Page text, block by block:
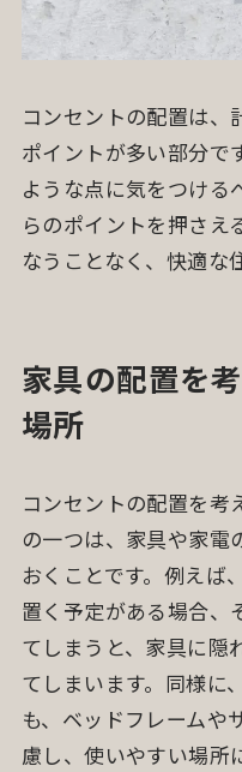
コンセントの配置は、
ポイントが多い部分で
ような点に気をつける
らのポイントを押さえ
なうことなく、快適な
家具の配置を
場所
コンセントの配置を考
の一つは、家具や家電
おくことです。例えば
置く予定がある場合、
てしまうと、家具に隠
てしまいます。同様に
も、ベッドフレームや
慮し、使いやすい場所